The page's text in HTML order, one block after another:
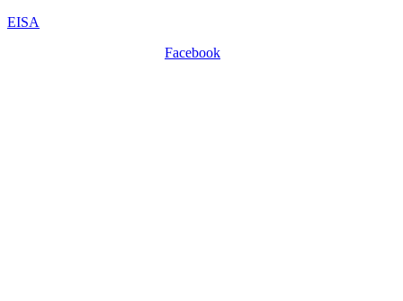
EISA
Facebook